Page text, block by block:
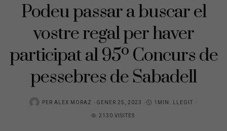
Podeu passar a buscar el
vostre regal per haver
participat al 95º Concurs de
pessebres de Sabadell
PER ALEX MORAZ
POSTED
ON
GENER 25, 2023
1MIN. LLEGIT
2130 VISITES